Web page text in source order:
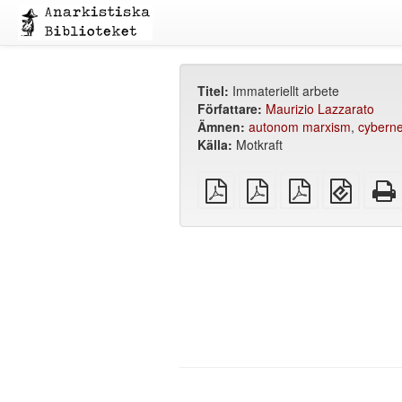
Titel: Immateriellt arbete
Författare: Maurizio Lazzarato
Ämnen: autonom marxism,
Källa: Motkraft
plain
PDF
A4
imposed
Letter
imposed
EPUB
(för